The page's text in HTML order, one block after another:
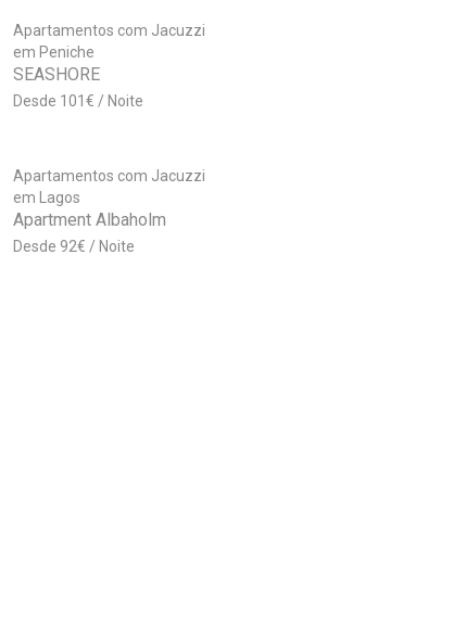
Apartamentos com Jacuzzi
em Peniche
SEASHORE
101 €
Apartamentos com Jacuzzi
em Lagos
Apartment Albaholm
92€